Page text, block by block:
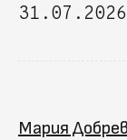
31.07.2026
Мария